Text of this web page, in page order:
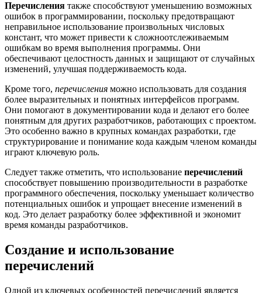
Перечисления также способствуют уменьшению возможных
ошибок в программировании, поскольку предотвращают
неправильное использование произвольных числовых
констант, что может привести к сложноотслеживаемым
ошибкам во время выполнения программы. Они
обеспечивают целостность данных и защищают от случайных
изменений, улучшая поддерживаемость кода.
Кроме того, перечисления можно использовать для создания
более выразительных и понятных интерфейсов программ.
Они помогают в документировании кода и делают его более
понятным для других разработчиков, работающих с проектом.
Это особенно важно в крупных командах разработки, где
структурирование и понимание кода каждым членом команды
играют ключевую роль.
Следует также отметить, что использование перечислений
способствует повышению производительности в разработке
программного обеспечения, поскольку уменьшает количество
потенциальных ошибок и упрощает внесение изменений в
код. Это делает разработку более эффективной и экономит
время команды разработчиков.
Создание и использование
перечислений
Одной из ключевых особенностей перечислений является